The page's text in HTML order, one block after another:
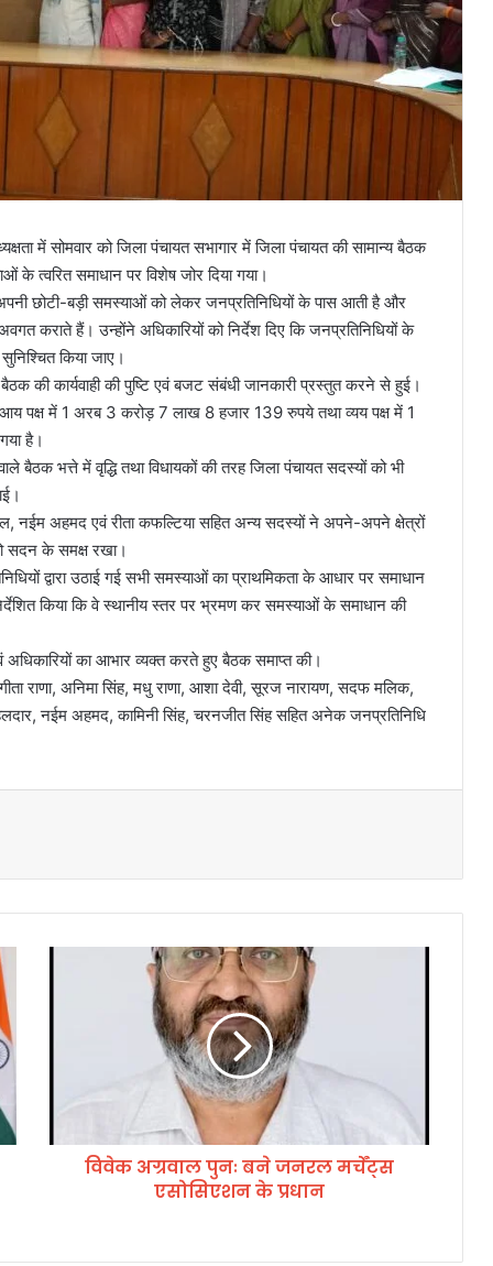
में सोमवार को जिला पंचायत सभागार में जिला पंचायत की सामान्य बैठक
के त्वरित समाधान पर विशेष जोर दिया गया।
छोटी-बड़ी समस्याओं को लेकर जनप्रतिनिधियों के पास आती है और
कराते हैं। उन्होंने अधिकारियों को निर्देश दिए कि जनप्रतिनिधियों के
किया जाए।
की कार्यवाही की पुष्टि एवं बजट संबंधी जानकारी प्रस्तुत करने से हुई।
आय पक्ष में 1 अरब 3 करोड़ 7 लाख 8 हजार 139 रुपये तथा व्यय पक्ष में 1
है।
भत्ते में वृद्धि तथा विधायकों की तरह जिला पंचायत सदस्यों को भी
नईम अहमद एवं रीता कफल्टिया सहित अन्य सदस्यों ने अपने-अपने क्षेत्रों
सदन के समक्ष रखा।
द्वारा उठाई गई सभी समस्याओं का प्राथमिकता के आधार पर समाधान
किया कि वे स्थानीय स्तर पर भ्रमण कर समस्याओं के समाधान की
का आभार व्यक्त करते हुए बैठक समाप्त की।
राणा, अनिमा सिंह, मधु राणा, आशा देवी, सूरज नारायण, सदफ मलिक,
नईम अहमद, कामिनी सिंह, चरनजीत सिंह सहित अनेक जनप्रतिनिधि
नः
र
विवेक अग्रवाल पुनः बने जनरल मर्चेंट्स
एसोसिएशन के प्रधान